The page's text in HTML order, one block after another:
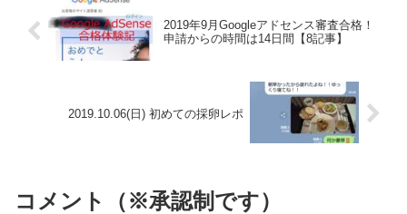
2019年9月Googleアドセンス審査合格！
申請からの時間は14日間【8記事】
2019.10.06(日) 初めての採卵レポ
コメント（※承認制です）